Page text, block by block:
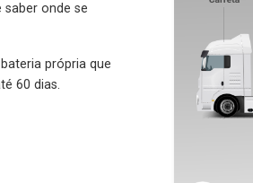
onde se
própria que
60 dias.